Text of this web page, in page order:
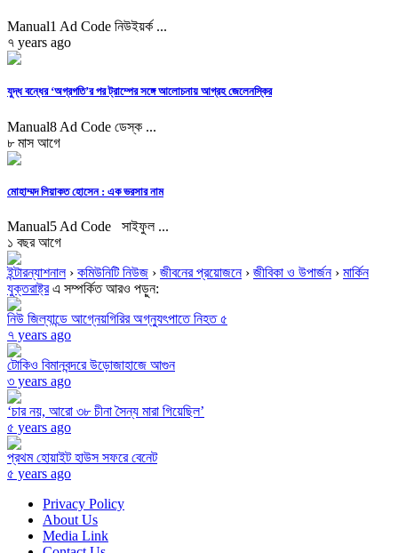
Manual1 Ad Code নিউইয়র্ক ...
৭ years ago
যুদ্ধ বন্ধের ‘অগ্রগতি’র পর ট্রাম্পের সঙ্গে আলোচনায় আগ্রহ জেলেনস্কির
Manual8 Ad Code ডেস্ক ...
৮ মাস আগে
মোহাম্মদ লিয়াকত হোসেন : এক ভরসার নাম
Manual5 Ad Code সাইফুল ...
১ বছর আগে
ইন্টারন্যাশনাল› কমিউনিটি নিউজ › জীবনের প্রয়োজনে› জীবিকা ও উপার্জন› মার্কিন
যুক্তরাষ্ট্রএ সম্পর্কিত আরও পড়ুন:
নিউ জিল্যান্ডে আগ্নেয়গিরির অগ্ন্যুৎপাতে নিহত ৫
৭ years ago
টোকিও বিমানবন্দরে উড়োজাহাজে আগুন
৩ years ago
‘চার নয়, আরো ৩৮ চীনা সৈন্য মারা গিয়েছিল’
৫ years ago
প্রথম হোয়াইট হাউস সফরে বেনেট
৫ years ago
Privacy Policy
About Us
Media Link